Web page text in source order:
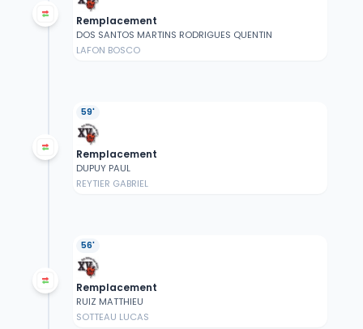
Remplacement
DOS SANTOS MARTINS RODRIGUES QUENTIN
LAFON BOSCO
59'
Remplacement
DUPUY PAUL
REYTIER GABRIEL
56'
Remplacement
RUIZ MATTHIEU
SOTTEAU LUCAS